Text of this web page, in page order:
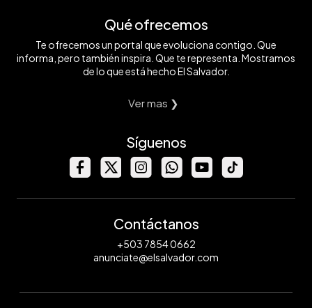
Qué ofrecemos
Te ofrecemos un portal que evoluciona contigo. Que
informa, pero también inspira. Que te representa. Mostramos
de lo que está hecho El Salvador.
Ver mas ❯
Síguenos
Contáctanos
+503 7854 0662
anunciate@elsalvador.com